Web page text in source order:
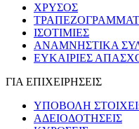
ΧΡΥΣΟΣ
ΙΣΟΤΙΜΙΕΣ
ΑΝΑΜΝΗΣΤΙΚΑ
ΕΥΚΑΙΡΙΕΣ
ΓΙΑ ΕΠΙΧΕΙΡΗΣΕΙΣ
ΥΠΟΒΟΛΗ
ΑΔΕΙΟΔΟΤΗΣΕΙΣ